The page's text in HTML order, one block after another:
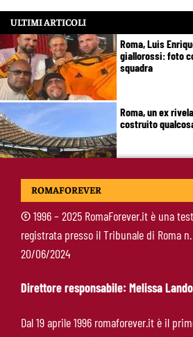
ULTIMI ARTICOLI
Roma, Luis
giallorossi: foto
squadra
Roma, un ex
costruito
Roma,
scegliere i
Koulierakis-
messaggio a
ROMAFOREVER
©1996 – 2025 RomaForever.it è una
registrata presso il Tribunale di Roma
20/06/2024
Direttore responsabile: Melissa
Dal 19 aprile 1996 romaforever.it è il